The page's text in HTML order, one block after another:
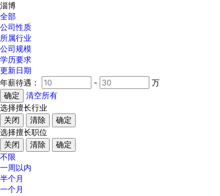
淄博
全部
公司性质
所属行业
公司规模
学历要求
更新日期
年薪待遇：
-
万
清空所有
选择擅长行业
关闭
清除
确定
选择擅长职位
关闭
清除
确定
不限
一周以内
半个月
一个月